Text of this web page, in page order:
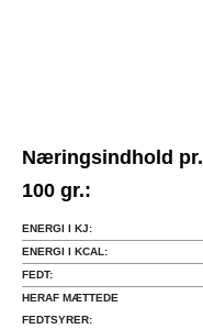
Næringsindhold pr.
100 gr.:
ENERGI I KJ:
ENERGI I KCAL:
FEDT:
HERAF MÆTTEDE
FEDTSYRER: